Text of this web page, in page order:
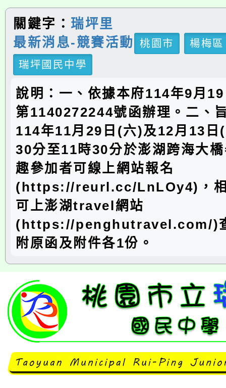
關鍵字： 瑞坪里
最新消息-競賽活動
桃園市
楊梅區
瑞坪國民中學
說明：一、依據本府114年9月
第1140272244號函辦理。二、
114年11月29日(六)及12月13日
30分至11時30分於澎湖跨海大
趣參加者可線上網站報名
(https://reurl.cc/LnLOy4)，相
可上澎湖travel網站
(https://penghutravel.com/)
附原函及附件各1份。